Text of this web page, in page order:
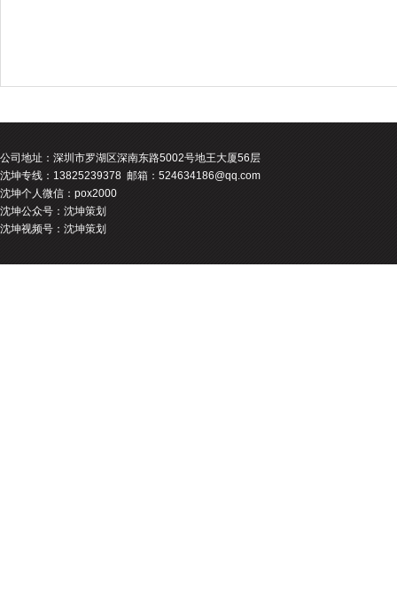
公司地址： 深圳市罗湖区深南东路5002号地王大厦56层
沈坤专线：13825239378 邮箱：524634186@qq.com
沈坤个人微信：pox2000
沈坤公众号：沈坤策划
沈坤视频号：沈坤策划